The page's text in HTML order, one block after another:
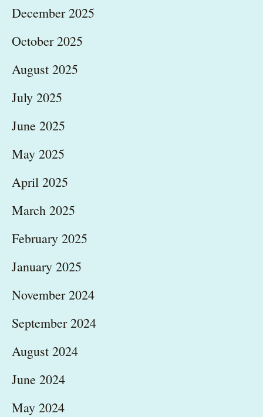
December 2025
October 2025
August 2025
July 2025
June 2025
May 2025
April 2025
March 2025
February 2025
January 2025
November 2024
September 2024
August 2024
June 2024
May 2024